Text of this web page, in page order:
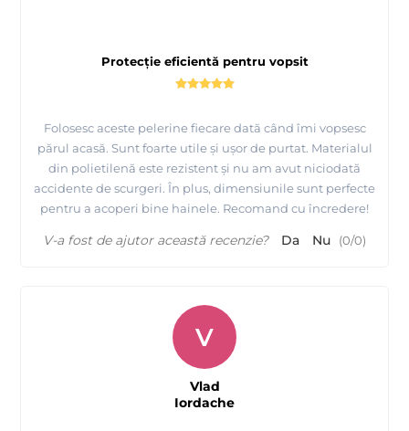
Protecție eficientă pentru vopsit
Folosesc aceste pelerine fiecare dată când îmi vopsesc
părul acasă. Sunt foarte utile și ușor de purtat. Materialul
din polietilenă este rezistent și nu am avut niciodată
accidente de scurgeri. În plus, dimensiunile sunt perfecte
pentru a acoperi bine hainele. Recomand cu încredere!
V-a fost de ajutor această recenzie? Da Nu (0/0)
V
Vlad
Iordache